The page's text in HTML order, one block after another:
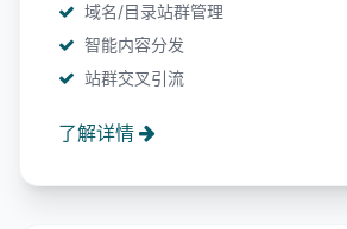
域名/目录站群管理
智能内容分发
站群交叉引流
了解详情